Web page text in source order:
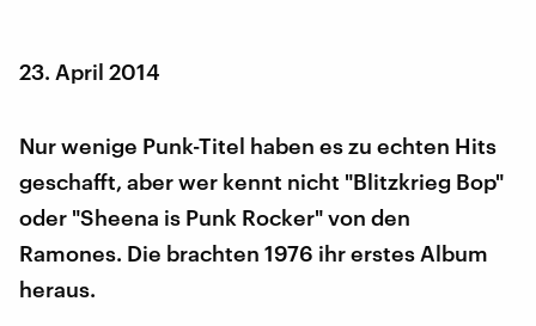
23. April 2014
Nur wenige Punk-Titel haben es zu echten Hits
geschafft, aber wer kennt nicht "Blitzkrieg Bop"
oder "Sheena is Punk Rocker" von den
Ramones. Die brachten 1976 ihr erstes Album
heraus.